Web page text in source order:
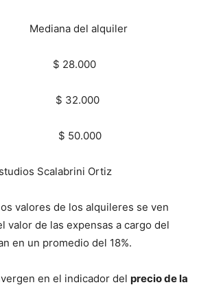
del alquiler
$ 28.000
$ 32.000
$ 50.000
Scalabrini Ortiz
valores de los alquileres se ven
valor de las expensas a cargo del
en un promedio del 18%.
en el indicador del precio de la